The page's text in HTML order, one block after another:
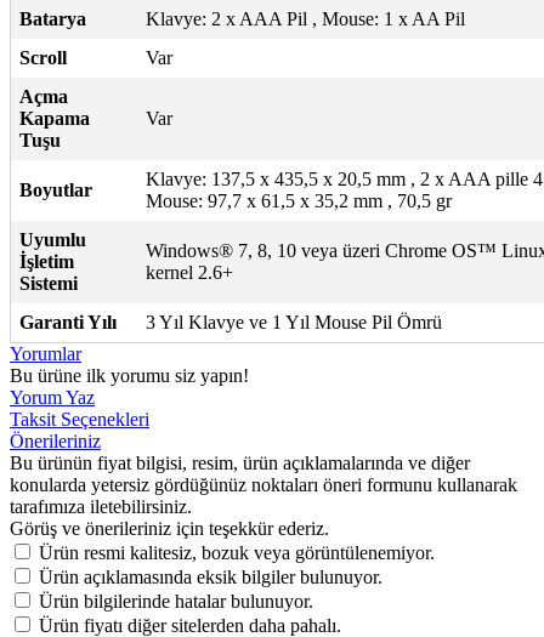
Batarya
Klavye: 2 x AAA Pil , Mouse: 1 x AA Pil
Scroll
Var
Açma
Kapama
Tuşu
Var
Boyutlar
Klavye: 137,5 x 435,5 x 20,5 mm , 2 x AAA pille
Mouse: 97,7 x 61,5 x 35,2 mm , 70,5 gr
Uyumlu
İşletim
Sistemi
Windows® 7, 8, 10 veya üzeri Chrome OS™
kernel 2.6+
Garanti Yılı
3 Yıl Klavye ve 1 Yıl Mouse Pil Ömrü
Yorumlar
Bu ürüne ilk yorumu siz yapın!
Yorum Yaz
Taksit Seçenekleri
Önerileriniz
Bu ürünün fiyat bilgisi, resim, ürün açıklamalarında ve diğer
konularda yetersiz gördüğünüz noktaları öneri formunu kullanarak
tarafımıza iletebilirsiniz.
Görüş ve önerileriniz için teşekkür ederiz.
Ürün resmi kalitesiz, bozuk veya görüntülenemiyor.
Ürün açıklamasında eksik bilgiler bulunuyor.
Ürün bilgilerinde hatalar bulunuyor.
Ürün fiyatı diğer sitelerden daha pahalı.